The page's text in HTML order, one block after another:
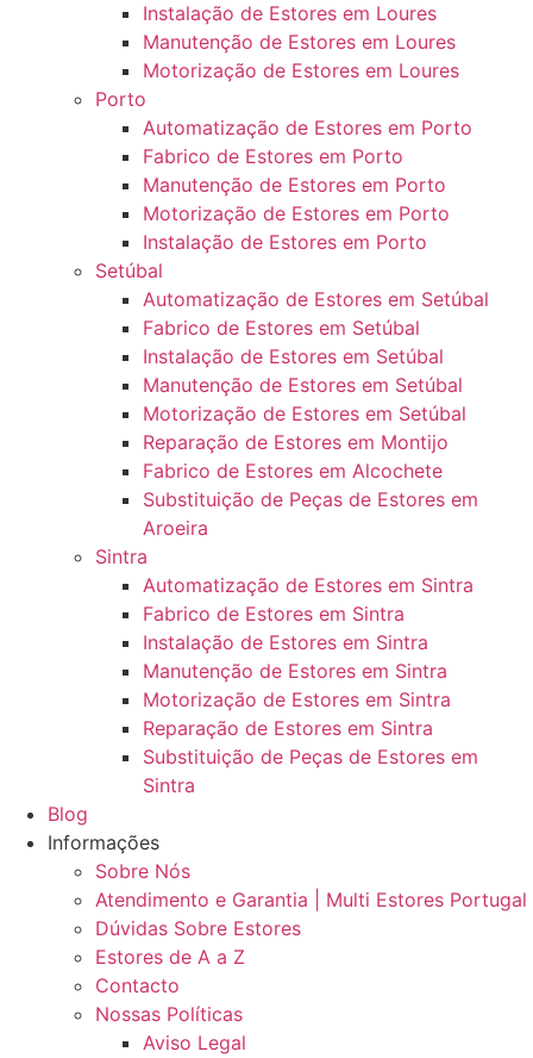
Instalação de Estores em Loures
Manutenção de Estores em Loures
Motorização de Estores em Loures
Porto
Automatização de Estores em Porto
Fabrico de Estores em Porto
Manutenção de Estores em Porto
Motorização de Estores em Porto
Instalação de Estores em Porto
Setúbal
Automatização de Estores em Setúbal
Fabrico de Estores em Setúbal
Instalação de Estores em Setúbal
Manutenção de Estores em Setúbal
Motorização de Estores em Setúbal
Reparação de Estores em Montijo
Fabrico de Estores em Alcochete
Substituição de Peças de Estores em
Aroeira
Sintra
Automatização de Estores em Sintra
Fabrico de Estores em Sintra
Instalação de Estores em Sintra
Manutenção de Estores em Sintra
Motorização de Estores em Sintra
Reparação de Estores em Sintra
Substituição de Peças de Estores em
Sintra
Blog
Informações
Sobre Nós
Atendimento e Garantia | Multi Estores Portugal
Dúvidas Sobre Estores
Estores de A a Z
Contacto
Nossas Políticas
Aviso Legal